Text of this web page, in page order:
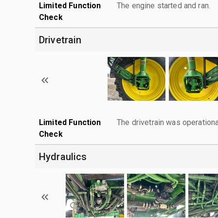
Limited Function
Check
The engine started and ran.
Drivetrain
Limited Function
Check
The drivetrain was
Hydraulics